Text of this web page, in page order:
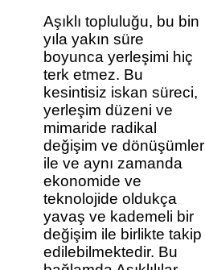
Aşıklı topluluğu, bu bin
yıla yakın süre
boyunca yerleşimi hiç
terk etmez. Bu
kesintisiz iskan süreci,
yerleşim düzeni ve
mimaride radikal
değişim ve dönüşümler
ile ve aynı zamanda
ekonomide ve
teknolojide oldukça
yavaş ve kademeli bir
değişim ile birlikte takip
edilebilmektedir. Bu